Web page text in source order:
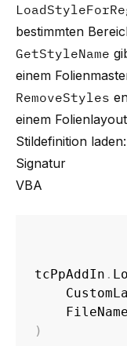
bestimmten
GetStyleName
einem
RemoveStyles
einem
Stildefinition laden:
Signatur
VBA
tcPpAddIn .
)